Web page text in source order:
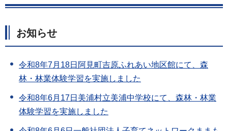
お知らせ
令和8年7月18日阿見町吉原ふれあい地区館にて、森
林・林業体験学習を実施しました
令和8年6月17日美浦村立美浦中学校にて、森林・林業
体験学習を実施しました